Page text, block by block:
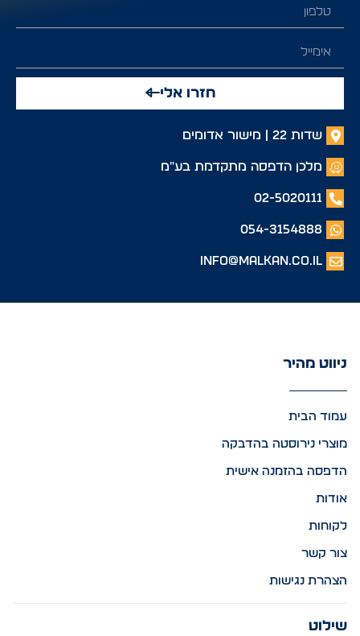
חזרו אלי
שדות 22 | מישור אדומים
מלכן הדפסה מתקדמת בע"מ
02-5020111
054-3154888
info@malkan.co.il
ניווט מהיר
עמוד הבית
מוצרי נירוסטה בהדבקה
הדפסה בהזמנה אישית
אודות
לקוחות
צור קשר
הצהרת נגישות
שילוט